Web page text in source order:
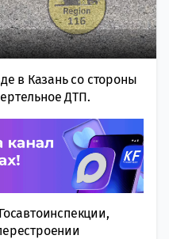
в Казань со стороны
ДТП.